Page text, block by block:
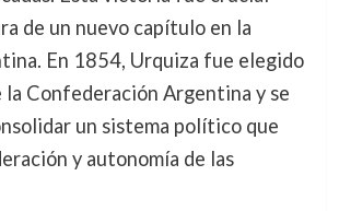
de un nuevo capítulo en la
En 1854, Urquiza fue elegido
Confederación Argentina y se
un sistema político que
y autonomía de las